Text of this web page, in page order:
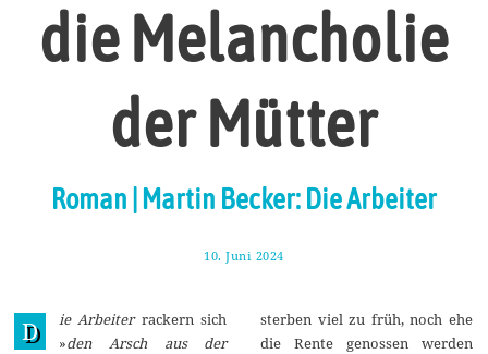
die Melancholie
der Mütter
Roman | Martin Becker: Die Arbeiter
10. Juni 2024
u
D ie Arbeiterrackern sich
»den Arsch aus der
sterben viel zu früh, noch ehe
die Rente genossen werden